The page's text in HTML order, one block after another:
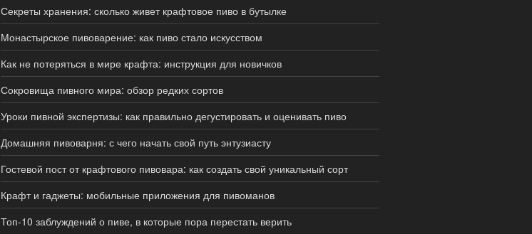
Секреты хранения: сколько живет крафтовое пиво в бутылке
Монастырское пивоварение: как пиво стало искусством
Как не потеряться в мире крафта: инструкция для новичков
Сокровища пивного мира: обзор редких сортов
Уроки пивной экспертизы: как правильно дегустировать и оценивать пиво
Домашняя пивоварня: с чего начать свой путь энтузиасту
Гостевой пост от крафтового пивовара: как создать свой уникальный сорт
Крафт и гаджеты: мобильные приложения для пивоманов
Топ-10 заблуждений о пиве, в которые пора перестать верить